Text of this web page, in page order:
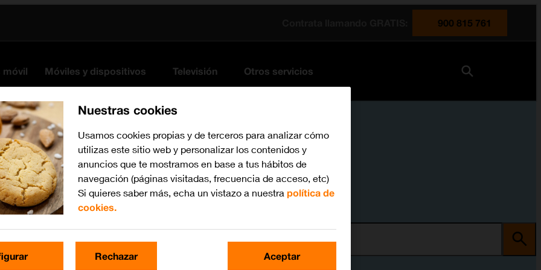
900 815 761
móvil Móviles y dispositivos Televisión Otros servicios
Nuestras cookies
Usamos cookies propias y de terceros para analizar cómo
utilizas este sitio web y personalizar los contenidos y
anuncios que te mostramos en base a tus hábitos de
navegación (páginas visitadas, frecuencia de acceso, etc)
Si quieres saber más, echa un vistazo a nuestra política de
cookies.
Rechazar Aceptar